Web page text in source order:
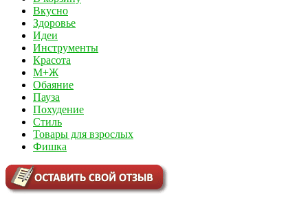
Вкусно
Здоровье
Идеи
Инструменты
Красота
М+Ж
Обаяние
Пауза
Похудение
Стиль
Товары для взрослых
Фишка